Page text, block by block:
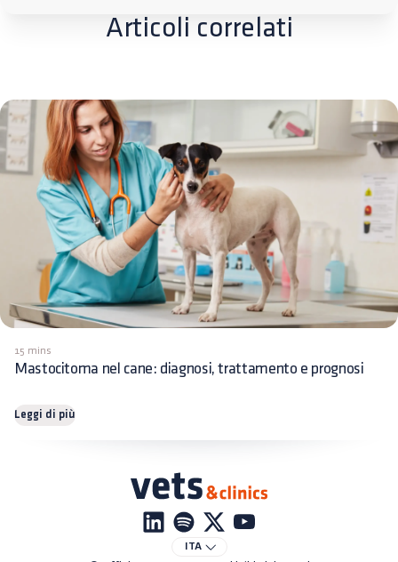
Articoli correlati
15 mins
Mastocitoma nel cane: diagnosi, trattamento e prognosi
Leggi di più
ITA